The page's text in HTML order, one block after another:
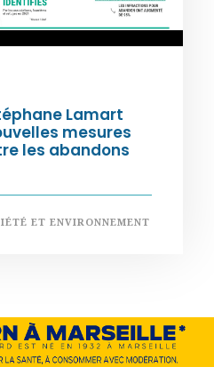
Lamart
mesures
les abandons
ET ENVIRONNEMENT